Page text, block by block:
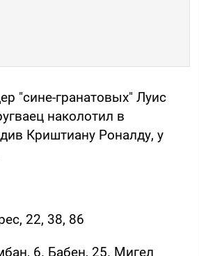
"сине-гранатовых" Луис
наколотил в
Криштиану Роналду, у
22, 38, 86
6. Бабен, 25. Мигел